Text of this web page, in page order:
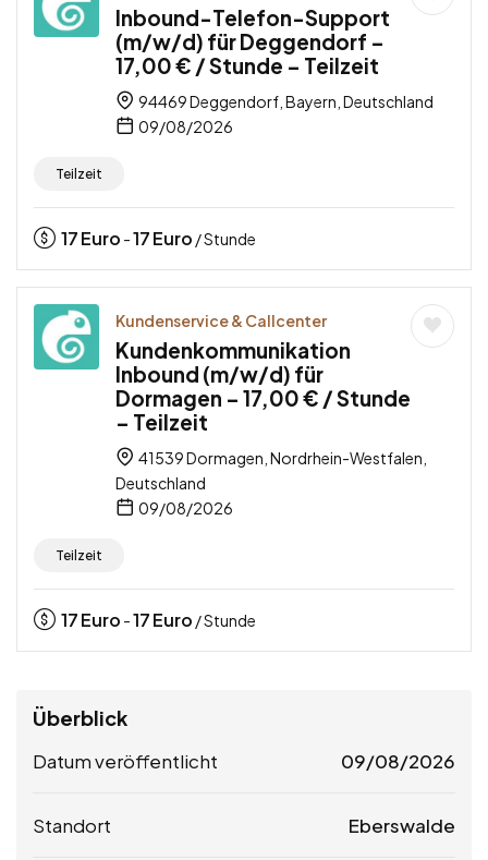
Inbound-Telefon-Support
(m/w/d) für Deggendorf –
17,00 € / Stunde – Teilzeit
94469 Deggendorf, Bayern, Deutschland
09/08/2026
Teilzeit
17Euro -17Euro / Stunde
Kundenservice & Callcenter
Kundenkommunikation
Inbound (m/w/d) für
Dormagen – 17,00 € / Stunde
– Teilzeit
41539 Dormagen, Nordrhein-Westfalen,
Deutschland
09/08/2026
Teilzeit
17Euro -17Euro / Stunde
Überblick
Datum veröffentlicht 09/08/2026
Standort Eberswalde